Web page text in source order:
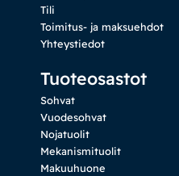
Tili
Toimitus- ja maksuehdot
Yhteystiedot
Tuoteosastot
Sohvat
Vuodesohvat
Nojatuolit
Mekanismituolit
Makuuhuone